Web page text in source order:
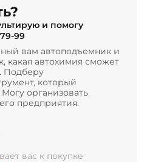
и помогу
99
вам автоподъемник и
какая автохимия сможет
Подберу
который
организовать
предприятия.
вас к покупке